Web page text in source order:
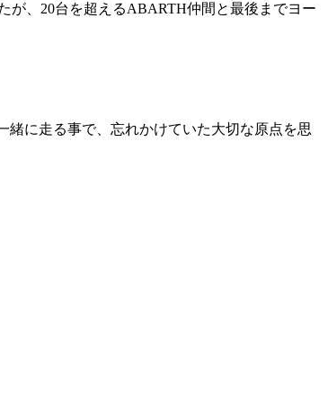
が、20台を超えるABARTH仲間と最後までヨー
に走る事で、忘れかけていた大切な原点を思